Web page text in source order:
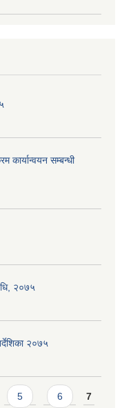
कार्यान्वयन सम्बन्धी
२०७५
२०७५
5 6 7